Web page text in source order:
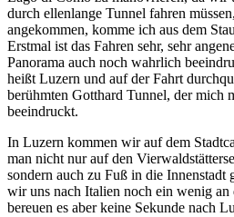
durch ellenlange Tunnel fahren
angekommen, komme ich aus dem
Erstmal ist das Fahren sehr, sehr
Panorama auch noch wahrlich
heißt Luzern und auf der Fahrt
berühmten Gotthard Tunnel, der mich
beeindruckt.
In Luzern kommen wir auf dem
man nicht nur auf den
sondern auch zu Fuß in die Innenstadt
wir uns nach Italien noch ein wenig an
bereuen es aber keine Sekunde nach